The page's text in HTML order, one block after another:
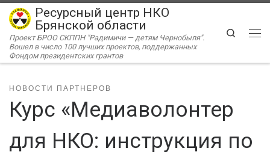
Перейти к содержимому
Ресурсный центр НКО
Брянской области
Проект БРОО СКППН "Радимичи — детям Чернобыля".
Вошел в число 100 лучших проектов, поддержанных
Фондом президентских грантов
Search
НОВОСТИ ПАРТНЕРОВ
Курс «Медиаволонтер
для НКО: инструкция по